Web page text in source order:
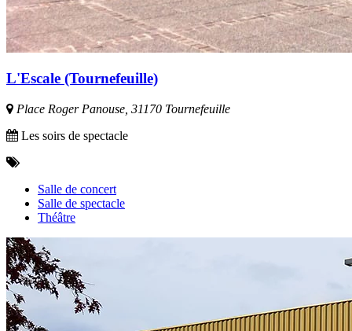
L'Escale (Tournefeuille)
Place Roger Panouse, 31170 Tournefeuille
Les soirs de spectacle
Salle de concert
Salle de spectacle
Théâtre